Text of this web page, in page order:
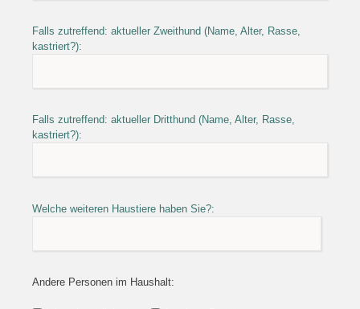
Falls zutreffend: aktueller Zweithund (Name, Alter, Rasse,
kastriert?):
Falls zutreffend: aktueller Dritthund (Name, Alter, Rasse,
kastriert?):
Welche weiteren Haustiere haben Sie?:
Andere Personen im Haushalt: